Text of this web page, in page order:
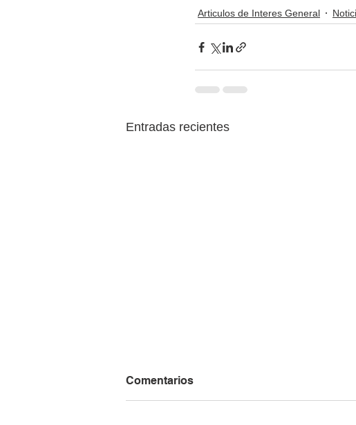
Articulos de Interes General
Entradas recientes
Comentarios